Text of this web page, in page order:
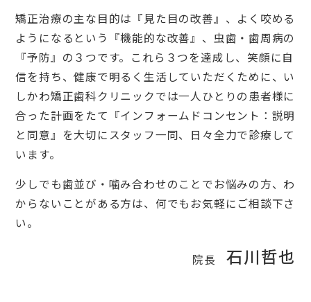
矯正治療の主な目的は『見た目の改善』、よく咬める
ようになるという『機能的な改善』、虫歯・歯周病の
『予防』の３つです。これら３つを達成し、笑顔に自
信を持ち、健康で明るく生活していただくために、い
しかわ矯正歯科クリニックでは一人ひとりの患者様に
合った計画をたて『インフォームドコンセント：説明
と同意』を大切にスタッフ一同、日々全力で診療して
います。
少しでも歯並び・噛み合わせのことでお悩みの方、わ
からないことがある方は、何でもお気軽にご相談下さ
い。
院長 石川哲也